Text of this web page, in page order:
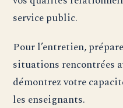
service public.
Pour l’entretien,
situations rencontrées
démontrez votre
les enseignants.